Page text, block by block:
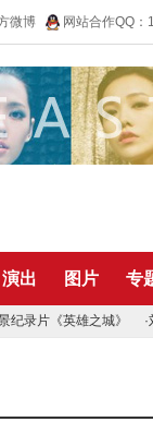
微博 网站合作QQ
演出 图片 专
纪录片《英雄之城》 ·